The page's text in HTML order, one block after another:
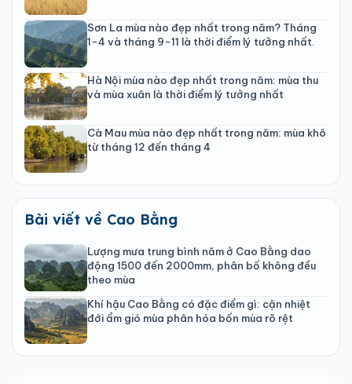
Sơn La mùa nào đẹp nhất trong năm? Tháng
1-4 và tháng 9-11 là thời điểm lý tưởng nhất.
Hà Nội mùa nào đẹp nhất trong năm: mùa thu
và mùa xuân là thời điểm lý tưởng nhất
Cà Mau mùa nào đẹp nhất trong năm: mùa khô
từ tháng 12 đến tháng 4
Bài viết về Cao Bằng
Lượng mưa trung bình năm ở Cao Bằng dao
động 1500 đến 2000mm, phân bố không đều
theo mùa
Khí hậu Cao Bằng có đặc điểm gì: cận nhiệt
đới ẩm gió mùa phân hóa bốn mùa rõ rệt